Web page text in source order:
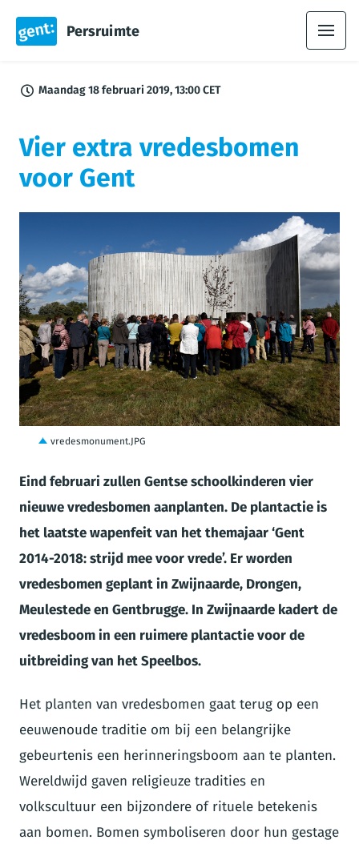
Persruimte
Maandag 18 februari 2019, 13:00 CET
Vier extra vredesbomen
voor Gent
JPG
vredesmonument.JPG
Eind februari zullen Gentse schoolkinderen vier
nieuwe vredesbomen aanplanten. De plantactie is
het laatste wapenfeit van het themajaar ‘Gent
2014-2018: strijd mee voor vrede’. Er worden
vredesbomen geplant in Zwijnaarde, Drongen,
Meulestede en Gentbrugge. In Zwijnaarde kadert de
vredesboom in een ruimere plantactie voor de
uitbreiding van het Speelbos.
Het planten van vredesbomen gaat terug op een
eeuwenoude traditie om bij een belangrijke
gebeurtenis een herinneringsboom aan te planten.
Wereldwijd gaven religieuze tradities en
volkscultuur een bijzondere of rituele betekenis
aan bomen. Bomen symboliseren door hun gestage